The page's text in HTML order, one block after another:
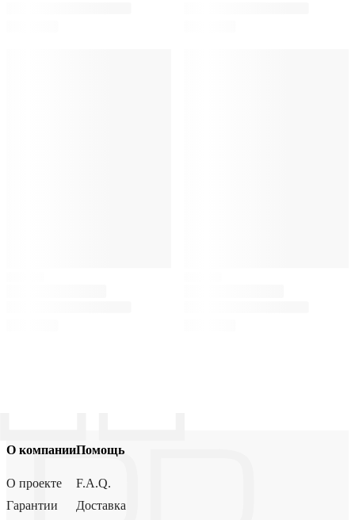
О компании
О проекте
Гарантии
Помощь
F.A.Q.
Доставка